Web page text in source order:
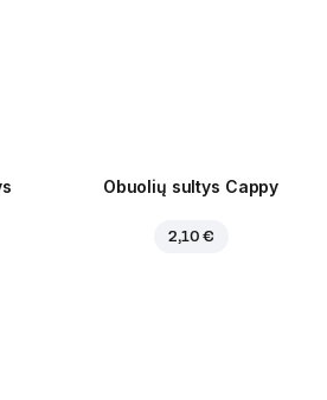
Obuolių sultys Cappy
2,10 €